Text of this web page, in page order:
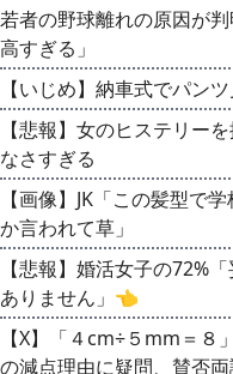
若者の野球離れの原因が
高すぎる」
【いじめ】納車式でパン
【悲報】女のヒステリー
なさすぎる
【画像】JK「この髪型で
か言われて草」
【悲報】婚活女子の72%
ありません」👈
【X】「４cm÷５mm＝
の減点理由に疑問、賛否